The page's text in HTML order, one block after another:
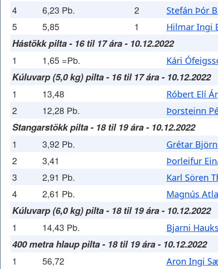
4 6,23 Pb. 2 Stefán Þór
5 5,85 1 Hilmar Ingi
Hástökk pilta - 16 til 17 ára - 10.12.2022
1 1,65 =Pb. Kári
Kúluvarp (5,0 kg) pilta - 16 til 17 ára - 10.12.2022
1 13,48 Róbert Elí
2 12,28 Pb. Þorsteinn
Stangarstökk pilta - 18 til 19 ára - 10.12.2022
1 3,92 Pb. Grétar
2 3,41 Þorleifur
3 2,91 Pb. Karl Sören
4 2,61 Pb. Magnús
Kúluvarp (6,0 kg) pilta - 18 til 19 ára - 10.12.2022
1 14,43 Pb. Bjarni
400 metra hlaup pilta - 18 til 19 ára - 10.12.2022
1 56,72 Aron Ingi